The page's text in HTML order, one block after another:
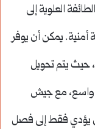
العلوية إلى
يمكن أن يوفر
حيث يتم تحويل
واسع، مع جيش
يؤدي فقط إلى فصل